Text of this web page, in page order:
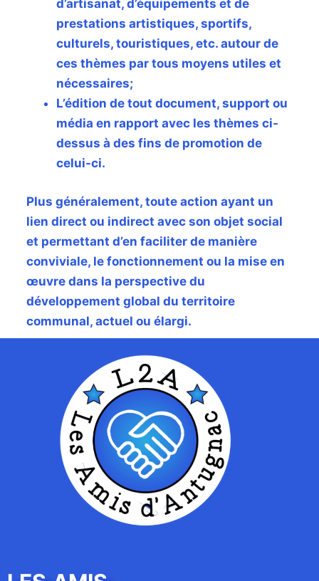
d’artisanat, d’équipements et de
prestations artistiques, sportifs,
culturels, touristiques, etc. autour de
ces thèmes par tous moyens utiles et
nécessaires;
L’édition de tout document, support ou
média en rapport avec les thèmes ci-
dessus à des fins de promotion de
celui-ci.
Plus généralement, toute action ayant un
lien direct ou indirect avec son objet social
et permettant d’en faciliter de manière
conviviale, le fonctionnement ou la mise en
œuvre dans la perspective du
développement global du territoire
communal, actuel ou élargi.